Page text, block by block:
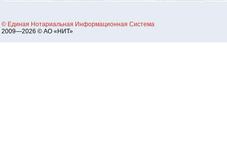
© Единая Нотариальная Информационная Система
2009—2026 © АО «НИТ»